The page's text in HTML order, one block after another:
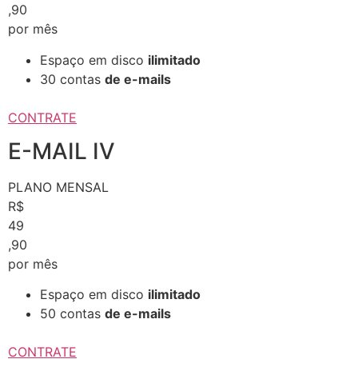
,90
por mês
Espaço em disco ilimitado
30 contas de e-mails
CONTRATE
E-MAIL IV
PLANO MENSAL
R$
49
,90
por mês
Espaço em disco ilimitado
50 contas de e-mails
CONTRATE